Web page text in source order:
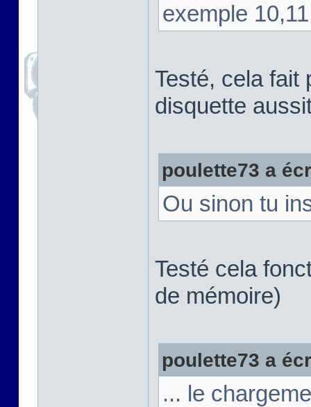
exemple
Testé, cela fait
disquette
poulette73 a
Ou sinon tu
Testé cela
de mémoire)
poulette73 a
... le